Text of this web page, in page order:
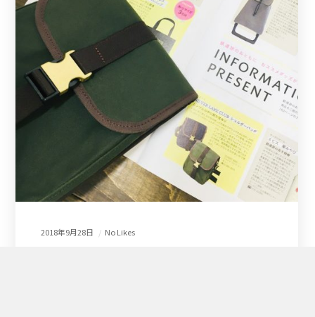
2018年9月28日 No Likes